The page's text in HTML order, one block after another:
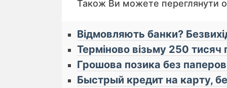
Також Ви можете переглянути
Відмовляють банки?
Терміново візьму 250 тисяч
Грошова позика без
Быстрый кредит на карту,